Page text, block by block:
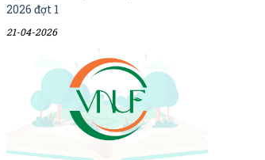
2026 đợt 1
21-04-2026